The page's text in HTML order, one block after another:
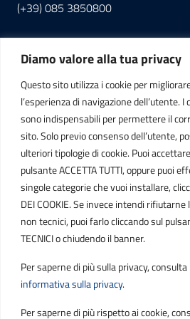
Diamo valore alla tua privacy
Questo sito utilizza i cookie per
l’esperienza di navigazione dell’utente.
sono indispensabili per permettere il
sito. Solo previo consenso dell’utente,
ulteriori tipologie di cookie. Puoi
pulsante ACCETTA TUTTI, oppure puoi
singole categorie che vuoi installare,
DEI COOKIE. Se invece intendi
non tecnici, puoi farlo cliccando sul
TECNICI o chiudendo il banner.
Per saperne di più sulla privacy,
informativa sulla privacy.
Per saperne di più rispetto ai cookie,
(+39) 085 3850800
INFORMAZIONI
C.F. / P.IVA
IT01807790686
POSTA ELETTRONICA
PEC
protocollo.sogetspa@pec.it
contribuenti@sogetspa.it